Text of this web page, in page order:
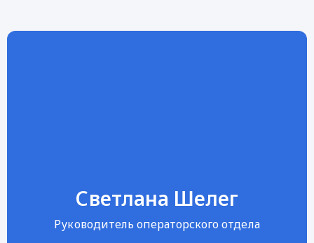
Светлана Шелег
Руководитель операторского отдела